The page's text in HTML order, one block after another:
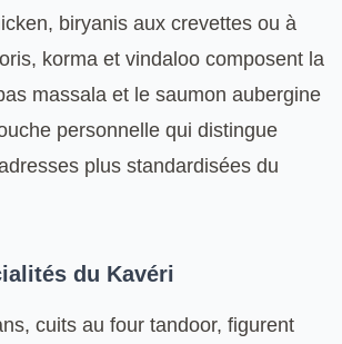
biryanis aux crevettes ou à
korma et vindaloo composent la
massala et le saumon aubergine
personnelle qui distingue
plus standardisées du
du Kavéri
cuits au four tandoor, figurent